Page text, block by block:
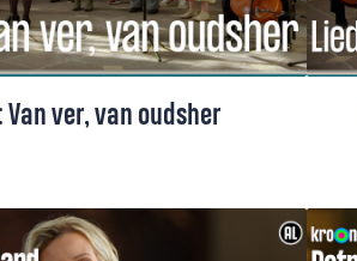
Van ver, van oudsher
o.l.v. Hanna Rijken